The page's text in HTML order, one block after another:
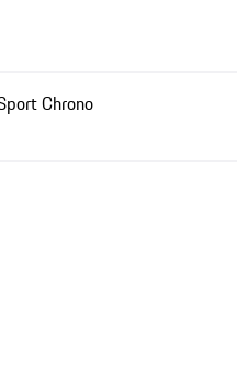
Chrono